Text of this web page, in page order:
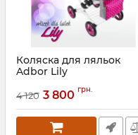
Коляска для ляльок
Adbor Lily
4 120 3 800 грн.